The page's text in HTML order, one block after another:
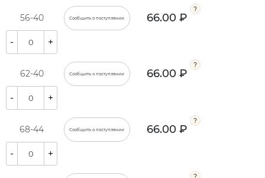
56-40 Сообщить о поступлении 66.00 ₽
- +
62-40 Сообщить о поступлении 66.00 ₽
- +
68-44 Сообщить о поступлении 66.00 ₽
- +